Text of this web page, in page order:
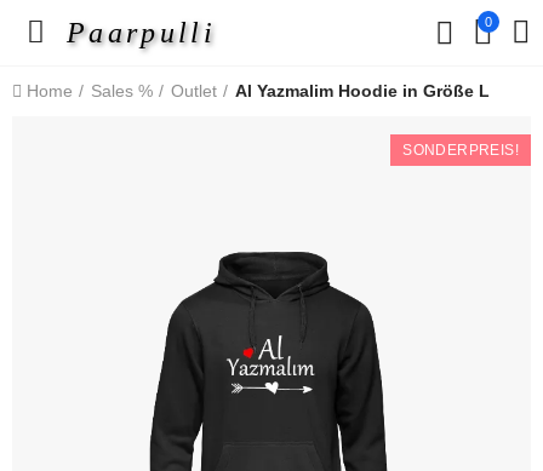
Paarpulli 0
Home Sales % Outlet Al Yazmalim Hoodie in Größe L
SONDERPREIS!